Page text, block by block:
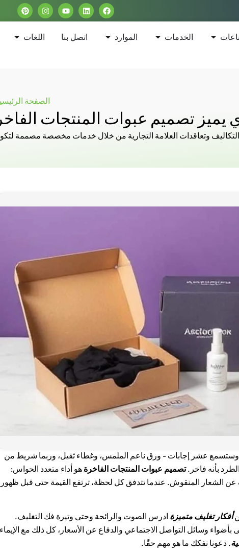
الخدمات الموارد اتصل بنا اللغات
الصفحة
يميز تصميم عبوات المنتجات
وتعاقدات العلامة التجارية من خلال خدمات مخصصة مصممة
وستسمع عشر إجابات - ورق ناعم الملمس، وغطاء ثقيل، وربما شريط من
بأنه فاخر.تصميم عبوات المنتجات الفاخرة هو أداء متعدد الحواس:
عن الشعار المنقوش. عندما تتدفق كل لحظة، ترتفع القيمة حتى قبل ظهور
أفكار تغليف متميزة ادرس الصوت والرائحة وحتى وتيرة فك التغليف.
وسائل التواصل الاجتماعي والدفاع عن الأسعار، كل ذلك مع الإيماء
. دعونا نفكك ما هو مهم حقًا.